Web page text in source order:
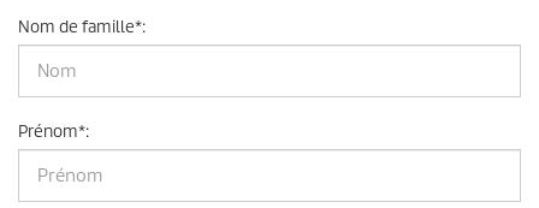
Nom de famille*:
Prénom*: